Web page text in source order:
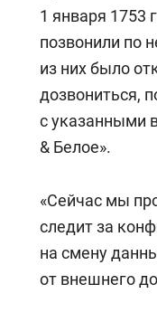
1 января 1753
позвонили по
из них было
дозвониться,
с указанными
& Белое».
«Сейчас мы
следит за
на смену
от внешнего